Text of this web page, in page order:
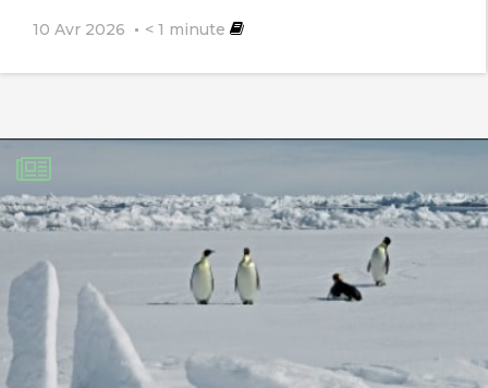
10 Avr 2026 < 1 minute